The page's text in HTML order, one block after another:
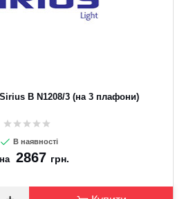
B N1208/3 (на 3 плафони)
В наявності
2867 грн.